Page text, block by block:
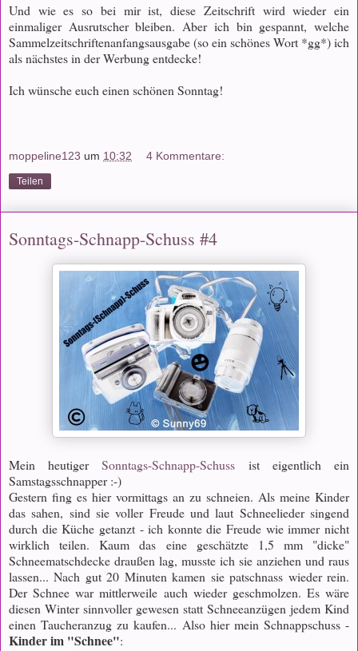
Und wie es so bei mir ist, diese Zeitschrift wird wieder ein
einmaliger Ausrutscher bleiben. Aber ich bin gespannt, welche
Sammelzeitschriftenanfangsausgabe (so ein schönes Wort *gg*) ich
als nächstes in der Werbung entdecke!
Ich wünsche euch einen schönen Sonntag!
moppeline123 um 10:32 4 Kommentare:
Teilen
Sonntags-Schnapp-Schuss #4
Mein heutigerSonntags-Schnapp-Schuss ist eigentlich ein
Samstagsschnapper :-)
Gestern fing es hier vormittags an zu schneien. Als meine Kinder
das sahen, sind sie voller Freude und laut Schneelieder singend
durch die Küche getanzt - ich konnte die Freude wie immer nicht
wirklich teilen. Kaum das eine geschätzte 1,5 mm "dicke"
Schneematschdecke draußen lag, musste ich sie anziehen und raus
lassen... Nach gut 20 Minuten kamen sie patschnass wieder rein.
Der Schnee war mittlerweile auch wieder geschmolzen. Es wäre
diesen Winter sinnvoller gewesen statt Schneeanzügen jedem Kind
einen Taucheranzug zu kaufen... Also hier mein Schnappschuss -
Kinder im "Schnee":